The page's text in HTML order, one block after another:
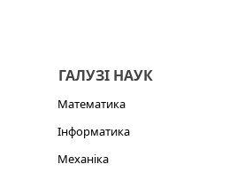
ГАЛУЗІ НАУК
Математика
Інформатика
Механіка